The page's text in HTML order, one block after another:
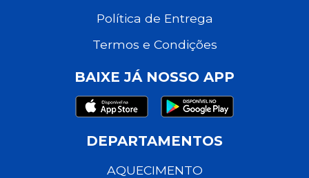
Política de Entrega
Termos e Condições
BAIXE JÁ NOSSO APP
DEPARTAMENTOS
AQUECIMENTO